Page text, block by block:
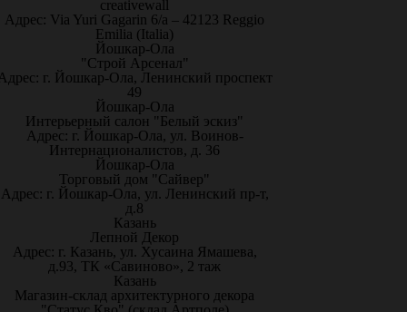
creativewall
Адрес: Via Yuri Gagarin 6/a – 42123 Reggio
Emilia (Italia)
Йошкар-Ола
"Строй Арсенал"
г. Йошкар-Ола, Ленинский проспект
49
Йошкар-Ола
Интерьерный салон "Белый эскиз"
Адрес: г. Йошкар-Ола, ул. Воинов-
Интернационалистов, д. 36
Йошкар-Ола
Торговый дом "Сайвер"
Адрес: г. Йошкар-Ола, ул. Ленинский пр-т,
д.8
Казань
Лепной Декор
Адрес: г. Казань, ул. Хусаина Ямашева,
д.93, ТК «Савиново», 2 таж
Казань
Магазин-склад архитектурного декора